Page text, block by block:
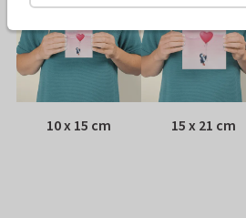
10 x 15 cm 15 x 21 cm